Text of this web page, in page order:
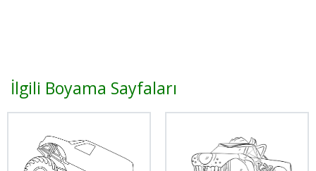
İlgili Boyama Sayfaları